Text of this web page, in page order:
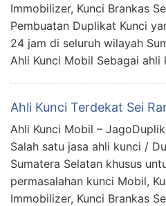
Immobilizer, Kunci Brankas
Pembuatan Duplikat Kunci
24 jam di seluruh wilayah
Ahli Kunci Mobil Sebagai ahli
Ahli Kunci Terdekat Sei
Ahli Kunci Mobil –
Salah satu jasa ahli kunci /
Sumatera Selatan khusus
permasalahan kunci Mobil,
Immobilizer, Kunci Brankas